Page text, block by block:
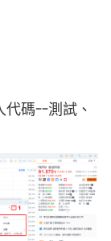
碼--測試、